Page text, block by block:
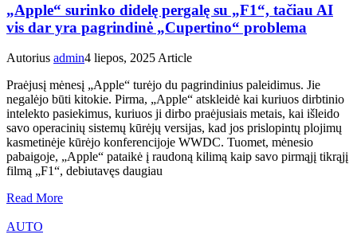
„Apple“ surinko didelę pergalę su „F1“, tačiau AI
vis dar yra pagrindinė „Cupertino“ problema
Autorius admin4 liepos, 2025 Article
Praėjusį mėnesį „Apple“ turėjo du pagrindinius paleidimus. Jie
negalėjo būti kitokie. Pirma, „Apple“ atskleidė kai kuriuos dirbtinio
intelekto pasiekimus, kuriuos ji dirbo praėjusiais metais, kai išleido
savo operacinių sistemų kūrėjų versijas, kad jos prislopintų plojimų
kasmetinėje kūrėjo konferencijoje WWDC. Tuomet, mėnesio
pabaigoje, „Apple“ pataikė į raudoną kilimą kaip savo pirmąjį tikrąjį
filmą „F1“, debiutavęs daugiau
Read More
AUTO